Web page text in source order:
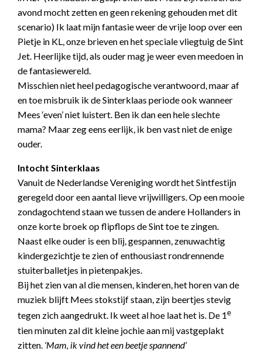
avond mocht zetten en geen rekening gehouden met dit
scenario) Ik laat mijn fantasie weer de vrije loop over een
Pietje in KL, onze brieven en het speciale vliegtuig de Sint
Jet. Heerlijke tijd, als ouder mag je weer even meedoen in
de fantasiewereld.
Misschien niet heel pedagogische verantwoord, maar af
en toe misbruik ik de Sinterklaas periode ook wanneer
Mees ‘even’ niet luistert. Ben ik dan een hele slechte
mama? Maar zeg eens eerlijk, ik ben vast niet de enige
ouder.
Intocht Sinterklaas
Vanuit de Nederlandse Vereniging wordt het Sintfestijn
geregeld door een aantal lieve vrijwilligers. Op een mooie
zondagochtend staan we tussen de andere Hollanders in
onze korte broek op flipflops de Sint toe te zingen.
Naast elke ouder is een blij, gespannen, zenuwachtig
kindergezichtje te zien of enthousiast rondrennende
stuiterballetjes in pietenpakjes.
Bij het zien van al die mensen, kinderen, het horen van de
muziek blijft Mees stokstijf staan, zijn beertjes stevig
tegen zich aangedrukt. Ik weet al hoe laat het is. De 1e
tien minuten zal dit kleine jochie aan mij vastgeplakt
zitten. ‘Mam, ik vind het een beetje spannend’